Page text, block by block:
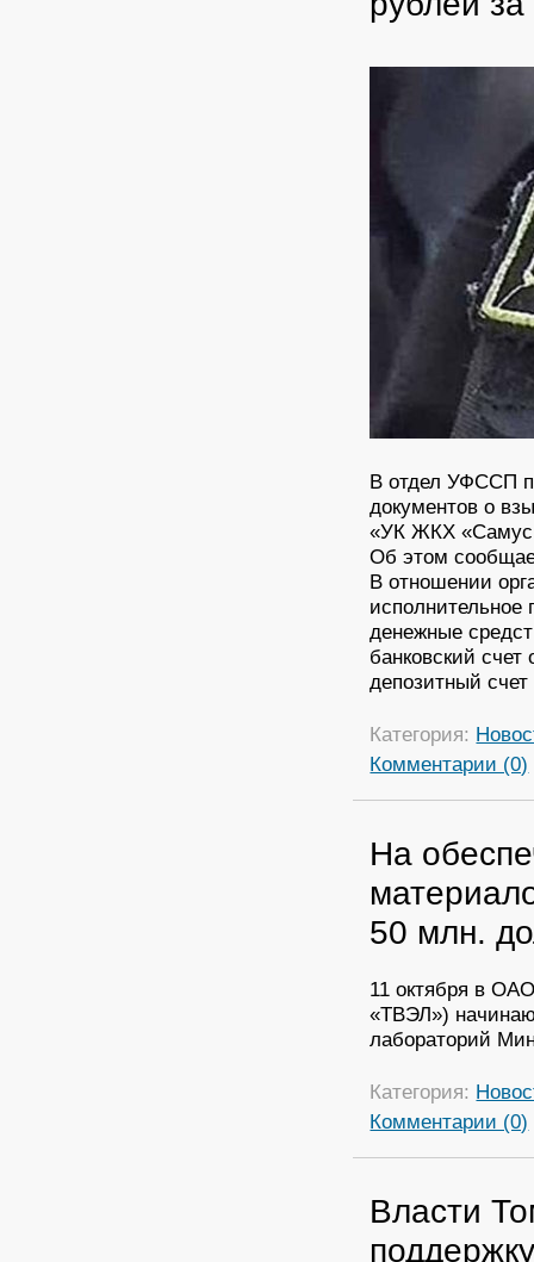
В отдел УФССП
документов о
«УК ЖКХ
Об этом
В отношении
исполнительное
денежные
банковский
депозитный
Категория:
Комментарии (0)
На
50 млн.
11 октября в
«ТВЭЛ»)
лабораторий
Категория:
Комментарии (0)
Власти